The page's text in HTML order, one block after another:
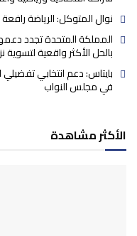
نوال المتوكل: الرياضة
المملكة المتحدة تجدد
بالحل الأكثر واقعية لتسوية
بايتاس: دعم انتخابي تفضيلي
في مجلس النواب
الأكثر مشاهدة